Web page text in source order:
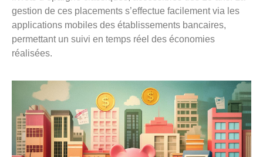
gestion de ces placements s’effectue facilement via les
applications mobiles des établissements bancaires,
permettant un suivi en temps réel des économies
réalisées.